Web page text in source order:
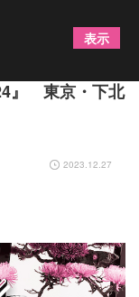
キットフェス
』 東京・下北
2023.12.27
表示